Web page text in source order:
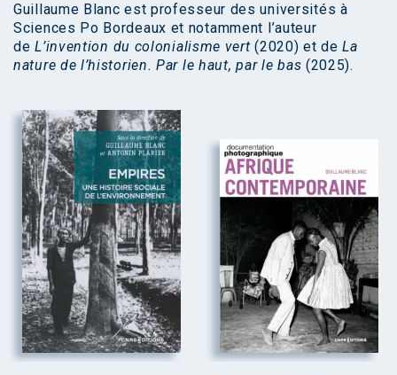
Guillaume Blanc est professeur des universités à
Sciences Po Bordeaux et notamment l’auteur
deL’invention du colonialisme vert (2020) et deLa
nature de l’historien. Par le haut, par le bas (2025).